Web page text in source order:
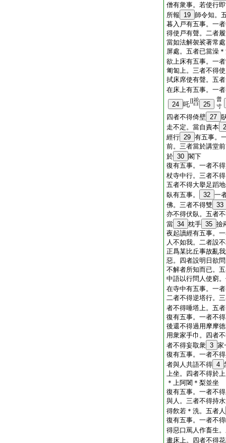
僧有衆事。若使行
所報
19 師令知。
暮入戸有五事。一
得使戸有聲。二者
當如法解袈裟著常
屏處。五者已當澡
欲上床有五事。一
匍匐上。三者不得
拭床席使有聲。五
在床上有五事。一
24 吒 25
普
寸
四者不得倚壁 27
走不定。當自責本
經行 29 有五事。
前。三者當於講堂
於 30 閣下
復有五事。一者不
杖寺中行。三者不
五者不得大擧足蹈
臥有五事。
32 一
佛。三者不得雙 33
亦不得伏臥。五者
當 34 枕手 35 撿
夜起讀經有五事。
人不如我。二者設
正爲某比丘事故亂
惡。四者設明日欲
不解者所知而已。
中語以行問人使窮
在寺中有五事。一
二者不得逆塔行。
者不得唾塔上。五
復有五事。一者不
後還不得過用摩摩
用衆家手巾。四者
者不得妄取衆 3 家
復有五事。一者不
者與人共語不得 4
上坐。四者不得於
＊上阿闍＊梨並坐
復有五事。一者不
與人。三者不得持
得飮若＊洗。五者人
復有五事。一者不
得惡口罵人作畜生
畫床上。四者不得